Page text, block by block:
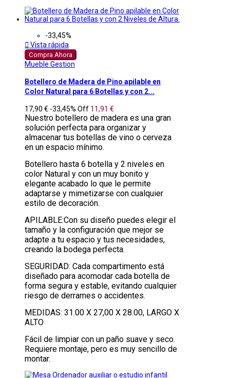
-33,45%
 Vista rápida
Compra Ahora
Mueble Gestion
Botellero de Madera de Pino apilable en
Color Natural para 6 Botellas y con 2...
17,90 € -33,45% Off 11,91 €
Nuestro botellero de madera es una gran
solución perfecta para organizar y
almacenar tus botellas de vino o cerveza
en un espacio mínimo.
Botellero hasta 6 botella y 2 niveles en
color Natural y con un muy bonito y
elegante acabado lo que le permite
adaptarse y mimetizarse con cualquier
estilo de decoración.
APILABLE:Con su diseño puedes elegir el
tamaño y la configuración que mejor se
adapte a tu espacio y tus necesidades,
creando la bodega perfecta.
SEGURIDAD: Cada compartimento está
diseñado para acomodar cada botella de
forma segura y estable, evitando cualquier
riesgo de derrames o accidentes.
MEDIDAS: 31.00 X 27,00 X 28.00, LARGO X
ALTO
Fácil de limpiar con un paño suave y seco.
Requiere montaje, pero es muy sencillo de
montar.